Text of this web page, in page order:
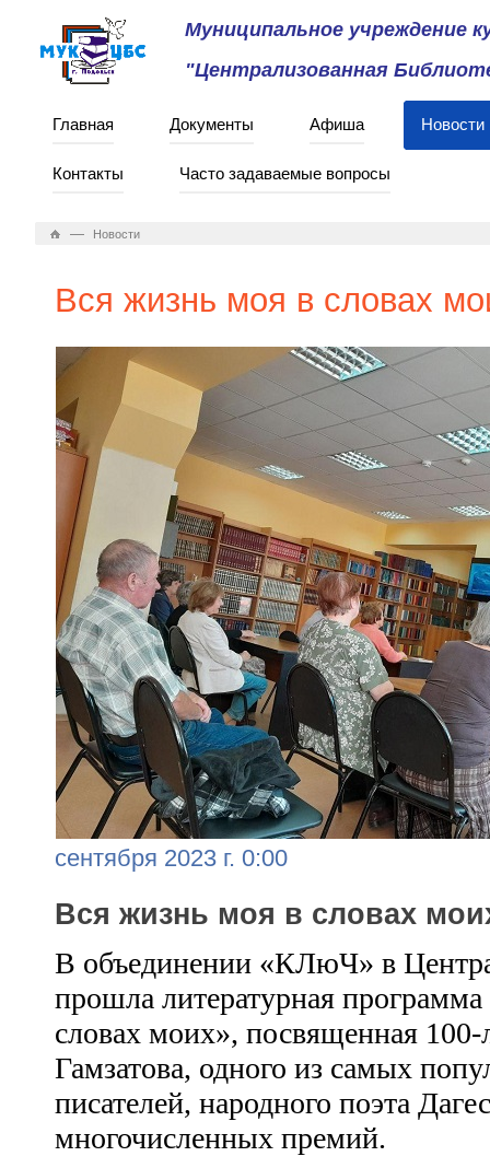
Муниципальное учреждение
"Централизованная
Главная Документы Афиша Новости
Контакты Часто задаваемые вопросы
— Новости
Вся жизнь моя в словах
сентября 2023 г. 0:00
Вся жизнь моя в словах
В объединении «КЛюЧ» в
прошла литературная
словах моих», посвященная 100-
Гамзатова, одного из самых
писателей, народного поэта
многочисленных премий.